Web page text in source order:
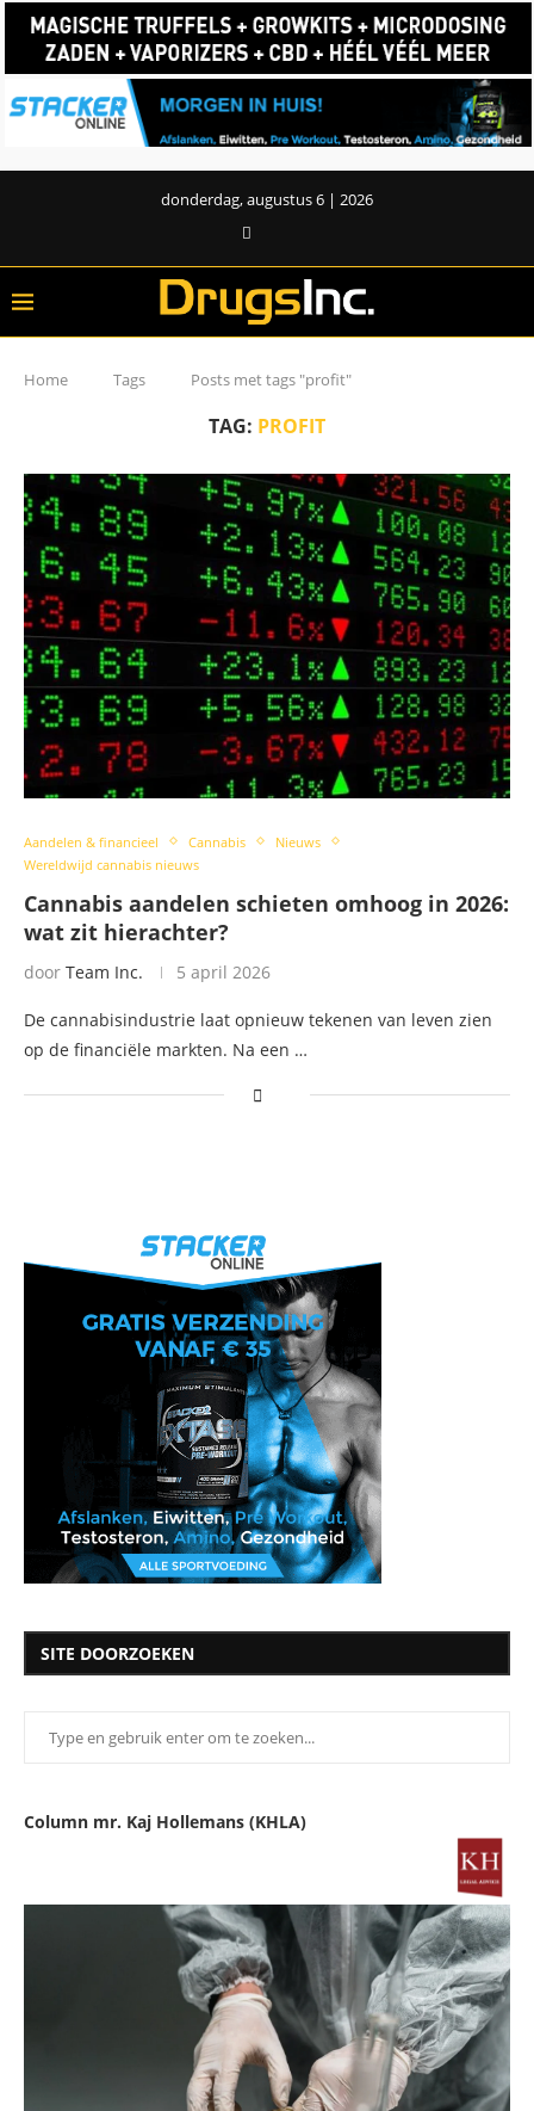
donderdag, augustus 6 | 2026
Home Tags Posts met tags "profit"
TAG: PROFIT
Aandelen & financieel Cannabis
Nieuws
Wereldwijd cannabis nieuws
Cannabis aandelen schieten omhoog in 2026:
wat zit hierachter?
door Team Inc. 5 april 2026
De cannabisindustrie laat opnieuw tekenen van leven zien
op de financiële markten. Na een …
SITE DOORZOEKEN
Column mr. Kaj Hollemans (KHLA)